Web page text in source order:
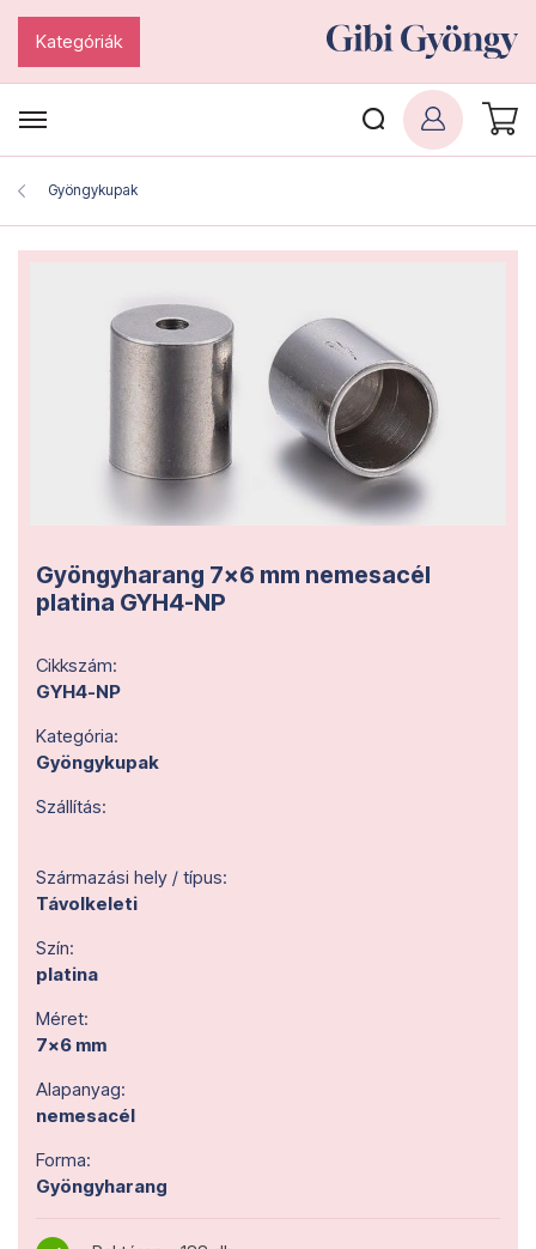
Kategóriák
Gyöngykupak
Gyöngyharang 7x6 mm nemesacél
platina GYH4-NP
Cikkszám:
GYH4-NP
Kategória:
Gyöngykupak
Szállítás:
Származási hely / típus:
Távolkeleti
Szín:
platina
Méret:
7x6 mm
Alapanyag:
nemesacél
Forma:
Gyöngyharang